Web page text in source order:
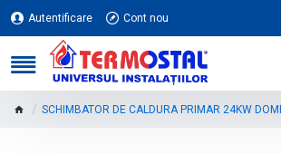
Autentificare Cont nou
SCHIMBATOR DE CALDURA PRIMAR 24KW